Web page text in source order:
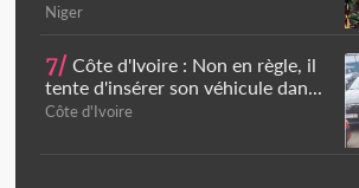
Niger
7/ Côte d'Ivoire : Non en règle, il
tente d'insérer son véhicule dan...
Côte d'Ivoire